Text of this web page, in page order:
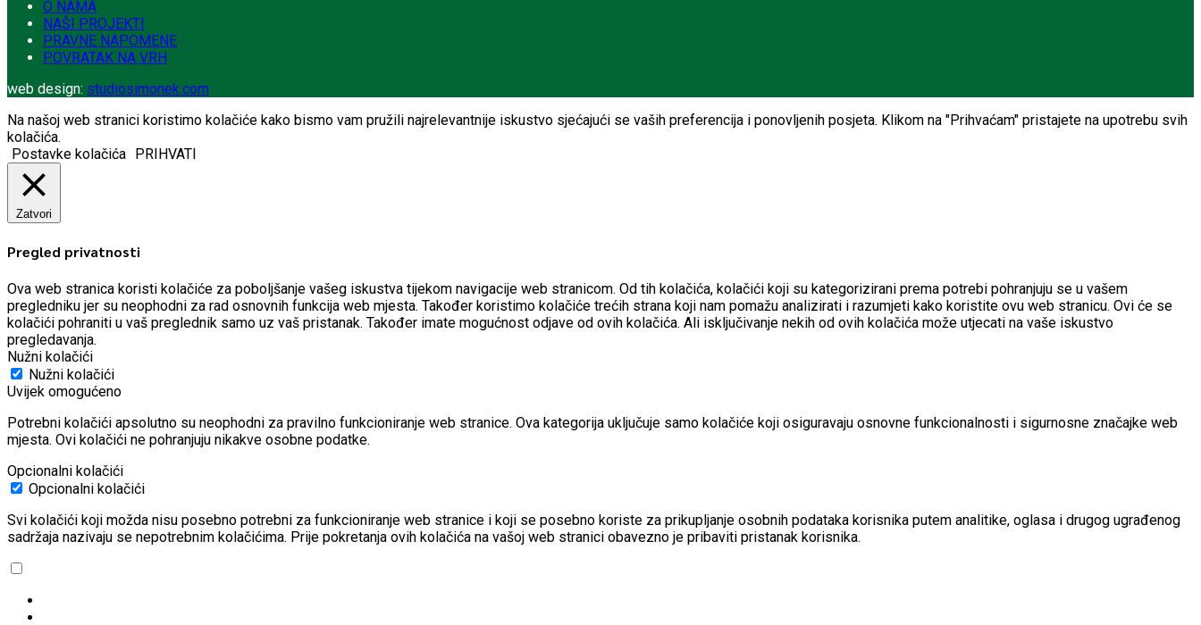
O NAMA
NAŠI PROJEKTI
PRAVNE NAPOMENE
POVRATAK NA VRH
web design: studiosimonek.com
Na našoj web stranici koristimo kolačiće kako bismo vam pružili najrelevantnije iskustvo sjećajući se vaših preferencija i ponovljenih posjeta. Klikom na "Prihvaćam" pristajete na upotrebu svih
kolačića.
Postavke kolačića
PRIHVATI
Zatvori
Pregled privatnosti
Ova web stranica koristi kolačiće za poboljšanje vašeg iskustva tijekom navigacije web stranicom. Od tih kolačića, kolačići koji su kategorizirani prema potrebi pohranjuju se u vašem
pregledniku jer su neophodni za rad osnovnih funkcija web mjesta. Također koristimo kolačiće trećih strana koji nam pomažu analizirati i razumjeti kako koristite ovu web stranicu. Ovi će se
kolačići pohraniti u vaš preglednik samo uz vaš pristanak. Također imate mogućnost odjave od ovih kolačića. Ali isključivanje nekih od ovih kolačića može utjecati na vaše iskustvo
pregledavanja.
Nužni kolačići
Nužni kolačići
Uvijek omogućeno
Potrebni kolačići apsolutno su neophodni za pravilno funkcioniranje web stranice. Ova kategorija uključuje samo kolačiće koji osiguravaju osnovne funkcionalnosti i sigurnosne značajke web
mjesta. Ovi kolačići ne pohranjuju nikakve osobne podatke.
Opcionalni kolačići
Opcionalni kolačići
Svi kolačići koji možda nisu posebno potrebni za funkcioniranje web stranice i koji se posebno koriste za prikupljanje osobnih podataka korisnika putem analitike, oglasa i drugog ugrađenog
sadržaja nazivaju se nepotrebnim kolačićima. Prije pokretanja ovih kolačića na vašoj web stranici obavezno je pribaviti pristanak korisnika.